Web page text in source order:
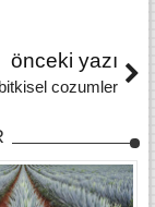
önceki yazı
cozumler